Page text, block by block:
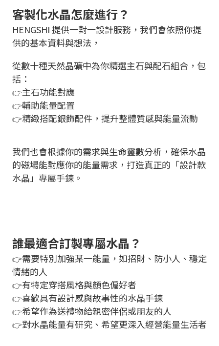
客製化水晶怎麼進行？
HENGSHI 提供一對一設計服務，我們會依照你提
供的基本資料與想法，
從數十種天然晶礦中為你精選主石與配石組合，包
括：
👉主石功能對應
👉輔助能量配置
👉精緻搭配銀飾配件，提升整體質感與能量流動
我們也會根據你的需求與生命靈數分析，確保水晶
的磁場能對應你的能量需求，打造真正的「設計款
水晶」專屬手鍊。
誰最適合訂製專屬水晶？
👉需要特別加強某一能量，如招財、防小人、穩定
情緒的人
👉有特定穿搭風格與顏色偏好者
👉喜歡具有設計感與故事性的水晶手鍊
👉希望作為送禮物給親密伴侶或朋友的人
👉對水晶能量有研究、希望更深入經營能量生活者